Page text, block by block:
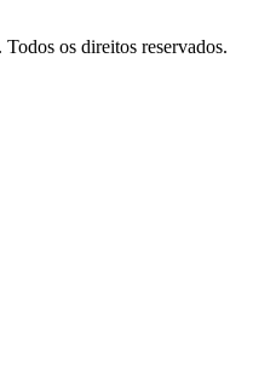
os direitos reservados.